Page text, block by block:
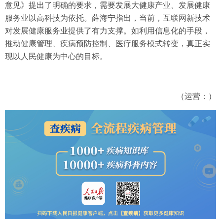
意见》提出了明确的要求，需要发展大健康产业、发展健康
服务业以高科技为依托。薛海宁指出，当前，互联网新技术
对发展健康服务业提供了有力支撑。如利用信息化的手段，
推动健康管理、疾病预防控制、医疗服务模式转变，真正实
现以人民健康为中心的目标。
（运营：）